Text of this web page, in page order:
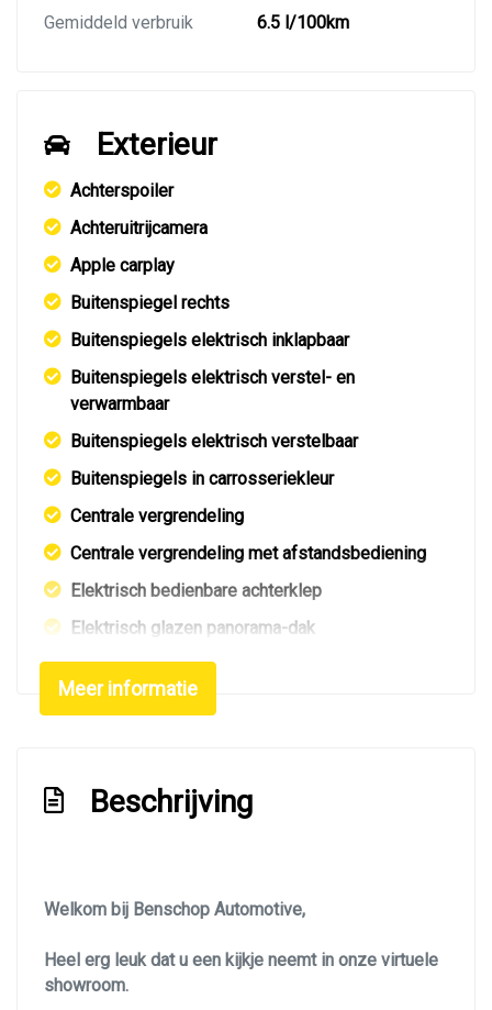
Gemiddeld verbruik
6.5 l/100km
Exterieur
Achterspoiler
Achteruitrijcamera
Apple carplay
Buitenspiegel rechts
Buitenspiegels elektrisch inklapbaar
Buitenspiegels elektrisch verstel- en
verwarmbaar
Buitenspiegels elektrisch verstelbaar
Buitenspiegels in carrosseriekleur
Centrale vergrendeling
Centrale vergrendeling met afstandsbediening
Elektrisch bedienbare achterklep
Elektrisch glazen panorama-dak
Getint glas
Glazen schuifdak
Led achterlichten
Metaalkleur
Meer informatie
Beschrijving
Welkom bij Benschop Automotive,
Heel erg leuk dat u een kijkje neemt in onze virtuele
showroom.